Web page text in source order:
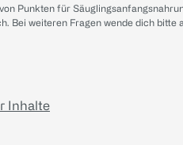
Punkten für
Bei weiteren Fragen wende dich bitte
Inhalte